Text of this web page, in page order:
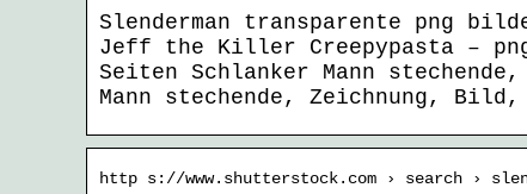
Slenderman transparente png
Jeff the Killer Creepypasta –
Seiten Schlanker Mann
Mann stechende, Zeichnung,
http s://www.shutterstock.com › search ›